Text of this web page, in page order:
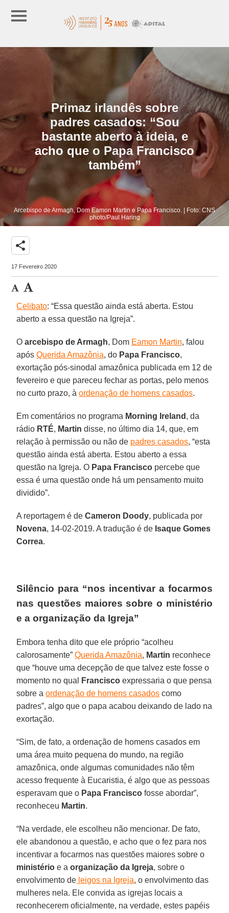
Primaz irlandês sobre
padres casados: “Sou
bastante aberto à ideia, e
acho que o Papa Francisco
também”
Arcebispo de Armagh, Dom Eamon Martin e Papa Francisco. | Foto: CNS
photo/Paul Haring
share
17 Fevereiro 2020
Celibato: “Essa questão ainda está aberta. Estou
aberto a essa questão na Igreja”.
Oarcebispo de Armagh, Dom Eamon Martin, falou
apósQuerida Amazônia, do Papa Francisco,
exortação pós-sinodal amazônica publicada em 12 de
fevereiro e que pareceu fechar as portas, pelo menos
no curto prazo, àordenação de homens casados.
Em comentários no programa Morning Ireland , da
rádio RTÉ, Martin disse, no último dia 14, que, em
relação à permissão ou não de padres casados, “esta
questão ainda está aberta. Estou aberto a essa
questão na Igreja. O Papa Francisco percebe que
essa é uma questão onde há um pensamento muito
dividido”.
A reportagem é deCameron Doody, publicada por
Novena, 14-02-2019. A tradução é de Isaque Gomes
Correa.
Silêncio para “nos incentivar a focarmos
nas questões maiores sobre o ministério
e a organização da Igreja”
Embora tenha dito que ele próprio “acolheu
calorosamente”Querida Amazônia, Martin reconhece
que “houve uma decepção de que talvez este fosse o
momento no qual
Francisco expressaria o que pensa
sobre aordenação de homens casados ​​como
padres”, algo que o papa acabou deixando de lado na
exortação.
“Sim, de fato, a ordenação de homens casados em
uma área muito pequena do mundo, na região
amazônica, onde algumas comunidades não têm
acesso frequente à Eucaristia, é algo que as pessoas
esperavam que o Papa Francisco fosse abordar”,
reconheceu Martin.
“Na verdade, ele escolheu não mencionar. De fato,
ele abandonou a questão, e acho que o fez para nos
incentivar a focarmos nas questões maiores sobre o
ministério e aorganização da Igreja, sobre o
envolvimento de leigos na Igreja, o envolvimento das
mulheres nela. Ele convida as igrejas locais a
reconhecerem oficialmente, na verdade, estes papéis